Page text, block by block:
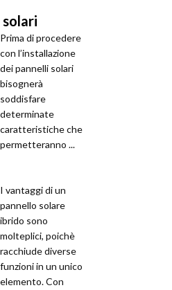
Prima di procedere
con l’installazione
dei pannelli solari
bisognerà
soddisfare
determinate
caratteristiche che
permetteranno ...
I vantaggi di un
pannello solare
ibrido sono
molteplici, poichè
racchiude diverse
funzioni in un unico
elemento. Con